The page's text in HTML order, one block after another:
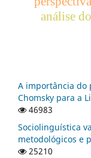
análise
A importância do
Chomsky para a
46983
Sociolinguística
metodológicos e
25210